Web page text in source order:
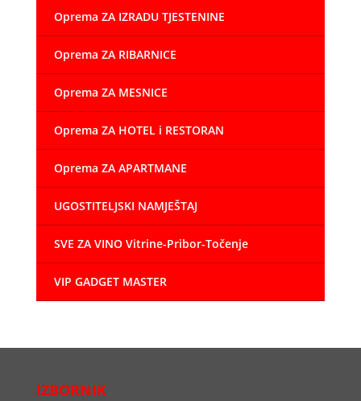
Oprema ZA IZRADU TJESTENINE
Oprema ZA RIBARNICE
Oprema ZA MESNICE
Oprema ZA HOTEL i RESTORAN
Oprema ZA APARTMANE
UGOSTITELJSKI NAMJEŠTAJ
SVE ZA VINO Vitrine-Pribor-Točenje
VIP GADGET MASTER
IZBORNIK